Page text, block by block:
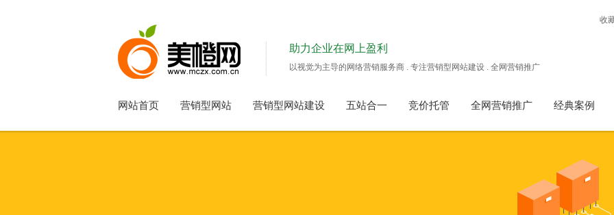
收
助力企业在网上盈利
以视觉为主导的网络营销服务商 . 专注营销型网站建设 . 全网营销推广
网站首页 营销型网站 营销型网站建设 五站合一 竞价托管 全网营销推广 经典案例